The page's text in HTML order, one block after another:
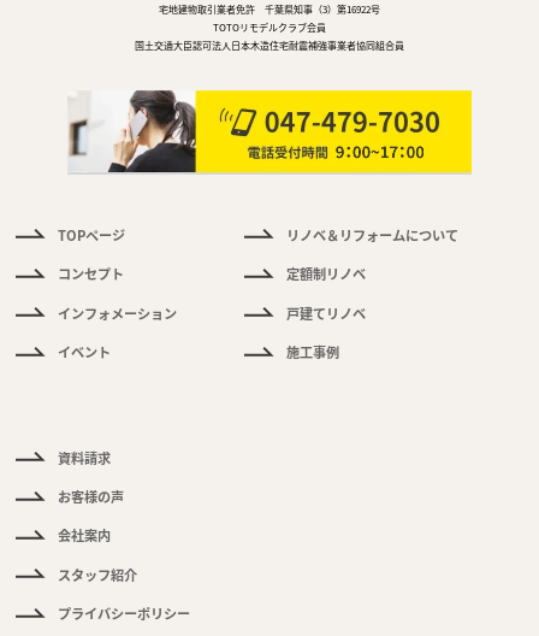
宅地建物取引業者免許 千葉県知事（3）第16922号
TOTOリモデルクラブ会員
国土交通大臣認可法人日本木造住宅耐震補強事業者協同組合員
TOPページ
コンセプト
インフォメーション
イベント
リノベ＆リフォームについて
定額制リノベ
戸建てリノベ
施工事例
資料請求
お客様の声
会社案内
スタッフ紹介
プライバシーポリシー